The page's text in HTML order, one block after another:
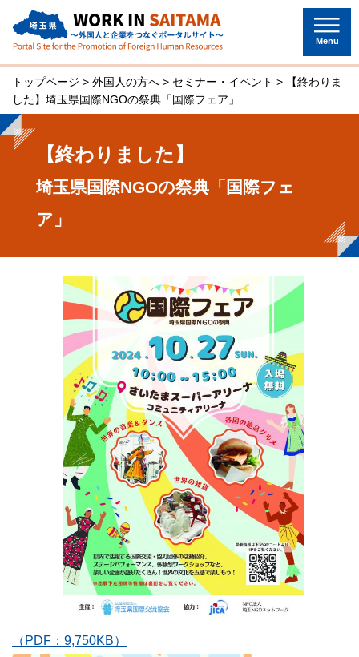
埼玉県～外国人と企業をつなぐポー
タルサイト～
Menu
トップページ > 外国人の方へ > セミナー・イベント > 【終わりま
した】埼玉県国際NGOの祭典「国際フェア」
【終わりました】
埼玉県国際NGOの祭典「国際フェ
ア」
（PDF：9,750KB）